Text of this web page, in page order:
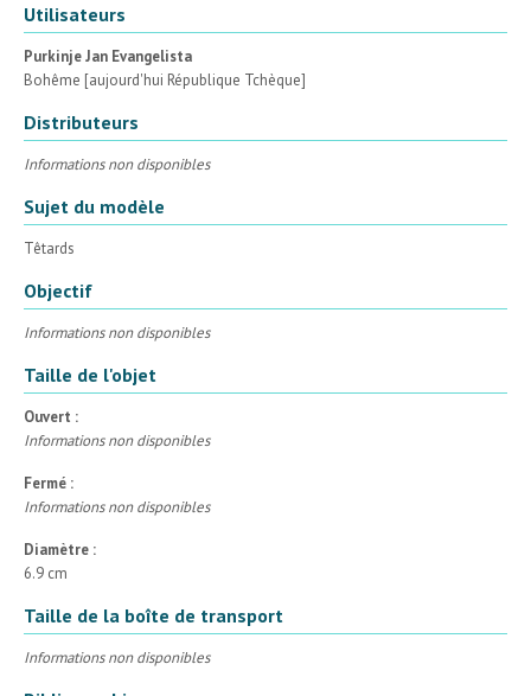
Utilisateurs
Purkinje Jan Evangelista
Bohême [aujourd'hui République Tchèque]
Distributeurs
Informations non disponibles
Sujet du modèle
Têtards
Objectif
Informations non disponibles
Taille de l'objet
Ouvert :
Informations non disponibles
Fermé :
Informations non disponibles
Diamètre :
6.9 cm
Taille de la boîte de transport
Informations non disponibles